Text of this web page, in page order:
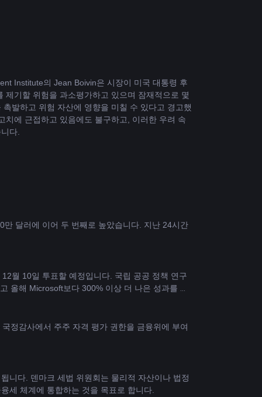
Institute의 Jean Boivin은 시장이 미국 대통령 후
제기할 위험을 과소평가하고 있으며 잠재적으로 몇
발하고 위험 자산에 영향을 미칠 수 있다고 경고했
치에 근접하고 있음에도 불구하고, 이러한 우려 속
다.
달러에 이어 두 번째로 높았습니다. 지난 24시간
월 10일 투표할 예정입니다. 국립 공공 정책 연구
올해 Microsoft보다 300% 이상 더 나은 성과를 거
정감사에서 주주 자격 평가 권한을 금융위에 부여
니다. 덴마크 세법 위원회는 물리적 자산이나 법정
세 체계에 통합하는 것을 목표로 합니다.